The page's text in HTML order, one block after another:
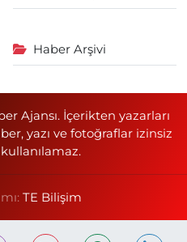
Haber Arşivi
Ajansı. İçerikten yazarları
yazı ve fotoğraflar izinsiz
kullanılamaz.
TE Bilişim